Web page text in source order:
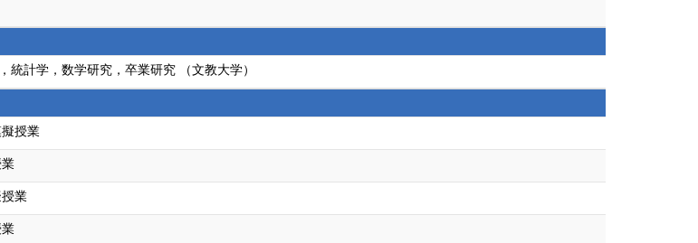
計学，数学研究，卒業研究 （文教大学）
授業
業